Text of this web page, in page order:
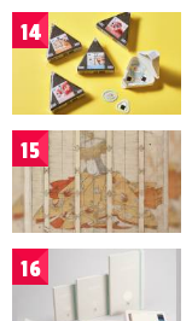
14
15
16